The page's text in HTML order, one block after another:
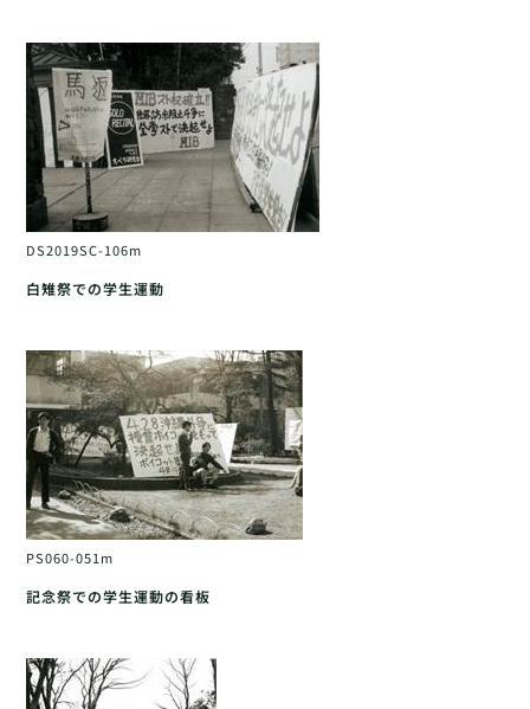
DS2019SC-106m
白雉祭での学生運動
PS060-051m
記念祭での学生運動の看板